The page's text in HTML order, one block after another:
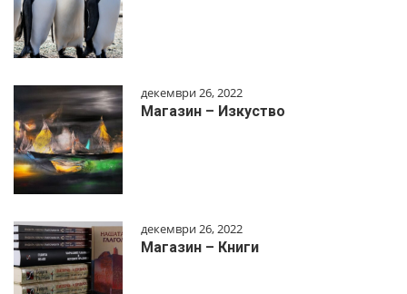
декември 26, 2022
Магазин – Изкуство
декември 26, 2022
Магазин – Книги